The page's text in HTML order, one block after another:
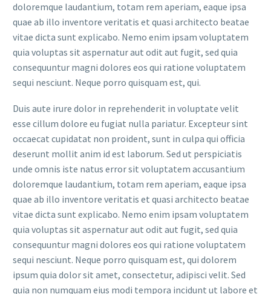
doloremque laudantium, totam rem aperiam, eaque ipsa
quae ab illo inventore veritatis et quasi architecto beatae
vitae dicta sunt explicabo. Nemo enim ipsam voluptatem
quia voluptas sit aspernatur aut odit aut fugit, sed quia
consequuntur magni dolores eos qui ratione voluptatem
sequi nesciunt. Neque porro quisquam est, qui.
Duis aute irure dolor in reprehenderit in voluptate velit
esse cillum dolore eu fugiat nulla pariatur. Excepteur sint
occaecat cupidatat non proident, sunt in culpa qui officia
deserunt mollit anim id est laborum. Sed ut perspiciatis
unde omnis iste natus error sit voluptatem accusantium
doloremque laudantium, totam rem aperiam, eaque ipsa
quae ab illo inventore veritatis et quasi architecto beatae
vitae dicta sunt explicabo. Nemo enim ipsam voluptatem
quia voluptas sit aspernatur aut odit aut fugit, sed quia
consequuntur magni dolores eos qui ratione voluptatem
sequi nesciunt. Neque porro quisquam est, qui dolorem
ipsum quia dolor sit amet, consectetur, adipisci velit. Sed
quia non numquam eius modi tempora incidunt ut labore et